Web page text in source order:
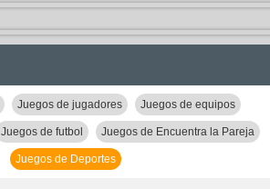
Juegos de jugadores Juegos de equipos
Juegos de futbol Juegos de Encuentra la Pareja
Juegos de Deportes